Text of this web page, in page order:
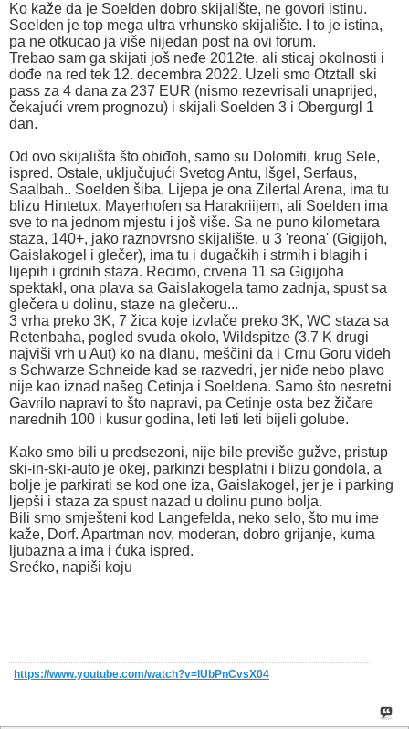
Ko kaže da je Soelden dobro skijalište, ne govori istinu.
Soelden je top mega ultra vrhunsko skijalište. I to je istina,
pa ne otkucao ja više nijedan post na ovi forum.
Trebao sam ga skijati još neđe 2012te, ali sticaj okolnosti i
dođe na red tek 12. decembra 2022. Uzeli smo Otztall ski
pass za 4 dana za 237 EUR (nismo rezevrisali unaprijed,
čekajući vrem prognozu) i skijali Soelden 3 i Obergurgl 1
dan.
Od ovo skijališta što obiđoh, samo su Dolomiti, krug Sele,
ispred. Ostale, uključujući Svetog Antu, Išgel, Serfaus,
Saalbah.. Soelden šiba. Lijepa je ona Zilertal Arena, ima tu
blizu Hintetux, Mayerhofen sa Harakriijem, ali Soelden ima
sve to na jednom mjestu i još više. Sa ne puno kilometara
staza, 140+, jako raznovrsno skijalište, u 3 'reona' (Gigijoh,
Gaislakogel i glečer), ima tu i dugačkih i strmih i blagih i
lijepih i grdnih staza. Recimo, crvena 11 sa Gigijoha
spektakl, ona plava sa Gaislakogela tamo zadnja, spust sa
glečera u dolinu, staze na glečeru...
3 vrha preko 3K, 7 žica koje izvlače preko 3K, WC staza sa
Retenbaha, pogled svuda okolo, Wildspitze (3.7 K drugi
najviši vrh u Aut) ko na dlanu, meščini da i Crnu Goru viđeh
s Schwarze Schneide kad se razvedri, jer niđe nebo plavo
nije kao iznad našeg Cetinja i Soeldena. Samo što nesretni
Gavrilo napravi to što napravi, pa Cetinje osta bez žičare
narednih 100 i kusur godina, leti leti leti bijeli golube.
Kako smo bili u predsezoni, nije bile previše gužve, pristup
ski-in-ski-auto je okej, parkinzi besplatni i blizu gondola, a
bolje je parkirati se kod one iza, Gaislakogel, jer je i parking
ljepši i staza za spust nazad u dolinu puno bolja.
Bili smo smješteni kod Langefelda, neko selo, što mu ime
kaže, Dorf. Apartman nov, moderan, dobro grijanje, kuma
ljubazna a ima i ćuka ispred.
Srećko, napiši koju
https://www.youtube.com/watch?v=IUbPnCvsX04